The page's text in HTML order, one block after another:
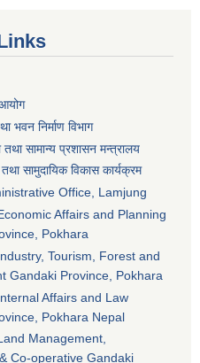
भवन निर्माण विभाग
तथा सामान्य प्रशासन मन्त्रालय
सामुदायिक विकास कार्यक्रम
Office, Lamjung
Affairs and Planning
Pokhara
Tourism, Forest and
Gandaki Province, Pokhara
Affairs and Law
Pokhara Nepal
Management,
Co-operative Gandaki